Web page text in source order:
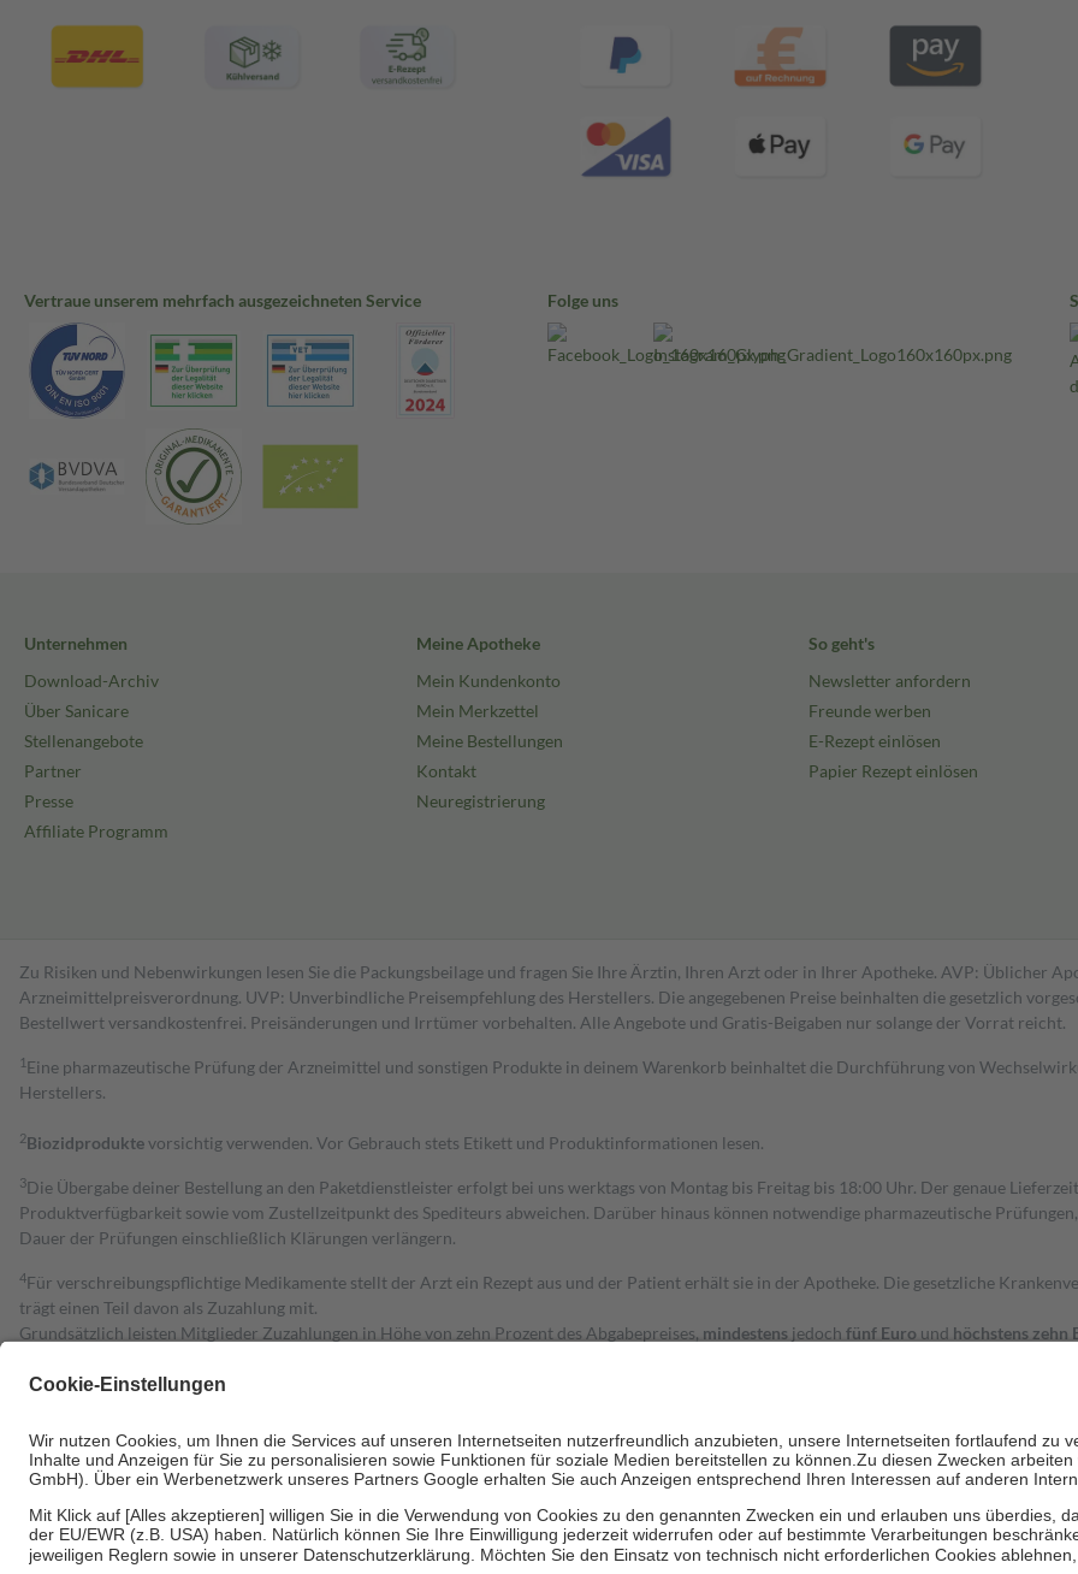
Vertraue unserem mehrfach ausgezeichneten Service Folge uns
Unternehmen
Download-Archiv
Über Sanicare
Stellenangebote
Partner
Presse
Affiliate Programm
Meine Apotheke
Mein Kundenkonto
Mein Merkzettel
Meine Bestellungen
Kontakt
Neuregistrierung
So geht's
Newsletter anfordern
Freunde werben
E-Rezept einlösen
Papier Rezept einlösen
Zu Risiken und Nebenwirkungen lesen Sie die Packungsbeilage und fragen Sie Ihre Ärztin, Ihren Arzt oder in Ihrer Apotheke. AVP: Üblicher
Arzneimittelpreisverordnung. UVP: Unverbindliche Preisempfehlung des Herstellers. Die angegebenen Preise beinhalten die gesetzlich
Bestell­wert versand­kosten­frei. Preisänderungen und Irrtümer vorbehalten. Alle Angebote und Gratis-Beigaben nur solange der Vorrat reicht.
1 Eine pharmazeutische Prüfung der Arzneimittel und sonstigen Produkte in deinem Warenkorb beinhaltet die Durchführung von
Herstellers.
2Biozidproduktevorsichtig verwenden. Vor Gebrauch stets Etikett und Produktinformationen lesen.
3Die Übergabe deiner Bestellung an den Paketdienstleister erfolgt bei uns werktags von Montag bis Freitag bis 18:00 Uhr. Der genaue
Produktverfügbarkeit sowie vom Zustellzeitpunkt des Spediteurs abweichen. Darüber hinaus können notwendige pharmazeutische
Dauer der Prüfungen einschließlich Klärungen verlängern.
4Für verschreibungspflichtige Medikamente stellt der Arzt ein Rezept aus und der Patient erhält sie in der Apotheke. Die gesetzliche
trägt einen Teil davon als Zuzahlung mit.
Grundsätzlich leisten Mitglieder Zuzahlungen in Höhe von zehn Prozent des Abgabepreises, mindestens jedoch fünf Euro und höchstens zehn
Diese Regeln gelten grundsätzlich auch für Online-Apotheken.
Um das Engagement der Versicherten für ihre eigene Gesundheit zu stärken und die besondere Stellung der Familie zu unterstützen, fallen
• Kindern und Jugendlichen bis zum vollendeten 18. Lebensjahr mit Ausnahme der Fahrkosten
• Untersuchungen zur Vorsorge und Früherkennung, die von der GKV getragen werden
• empfohlenen Schutzimpfungen
• Harn- und Blutteststreifen